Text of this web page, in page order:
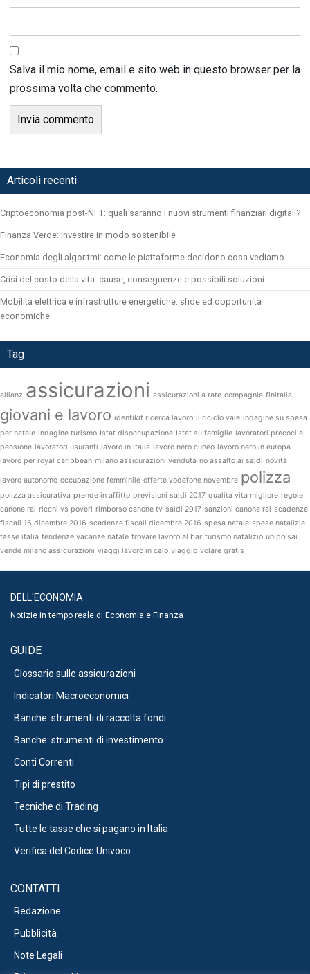
Salva il mio nome, email e sito web in questo browser per la
prossima volta che commento.
Articoli recenti
Criptoeconomia post-NFT: quali saranno i nuovi strumenti finanziari digitali?
Finanza Verde: investire in modo sostenibile
Economia degli algoritmi: come le piattaforme decidono cosa vediamo
Crisi del costo della vita: cause, conseguenze e possibili soluzioni
Mobilità elettrica e infrastrutture energetiche: sfide ed opportunità
economiche
Tag
allianz assicurazioni assicurazioni a rate compagnie finitalia
giovani e lavoro identikit ricerca lavoro il riciclo vale indagine su spesa
per natale indagine turismo Istat disoccupazione Istat su famiglie lavoratori precoci e
pensione lavoratori usuranti lavoro in italia lavoro nero cuneo lavoro nero in europa
lavoro per royal caribbean milano assicurazioni venduta no assalto ai saldi novità
lavoro autonomo occupazione femminile offerte vodafone novembre polizza
polizza assicurativa prende in affitto previsioni saldi 2017 qualità vita migliore regole
canone rai ricchi vs poveri rimborso canone tv saldi 2017 sanzioni canone rai scadenze
fiscali 16 dicembre 2016 scadenze fiscali dicembre 2016 spesa natale spese natalizie
tasse italia tendenze vacanze natale trovare lavoro al bar turismo natalizio unipolsai
vende milano assicurazioni viaggi lavoro in calo viaggio volare gratis
DELL'ECONOMIA
Notizie in tempo reale di Economia e Finanza
GUIDE
Glossario sulle assicurazioni
Indicatori Macroeconomici
Banche: strumenti di raccolta fondi
Banche: strumenti di investimento
Conti Correnti
Tipi di prestito
Tecniche di Trading
Tutte le tasse che si pagano in Italia
Verifica del Codice Univoco
CONTATTI
Redazione
Pubblicità
Note Legali